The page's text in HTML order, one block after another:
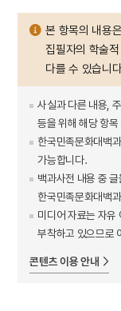
본 항목의 내용
집필자의 학술
다를 수 있습니
사실과 다른 내용,
등을 위해 해당 항
한국민족문화대백
가능합니다.
백과사전 내용 중
한국민족문화대백
미디어 자료는 자유
부착하고 있으므로
콘텐츠 이용 안내